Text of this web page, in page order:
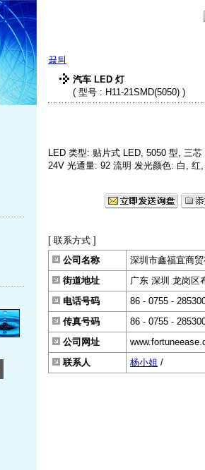
끓틔
汽车 LED 灯
( 型号 : H11-21SMD(5050) )
LED 类型: 贴片式 LED, 5050 型, 三
24V 光通量: 92 流明 发光颜色: 白,
[ 联系方式 ]
公司名称
深圳市鑫福宜商
街道地址
广东 深圳 龙岗区
电话号码
86 - 0755 -
传真号码
86 - 0755 -
公司网址
联系人
杨小姐 /